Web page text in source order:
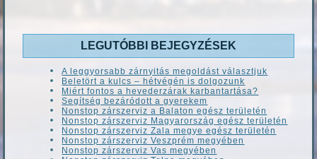
LEGUTÓBBI BEJEGYZÉSEK
A leggyorsabb zárnyitás megoldást választjuk
Beletört a kulcs – hétvégén is dolgozunk
Miért fontos a hevederzárak karbantartása?
Segítség bezáródott a gyerekem
Nonstop zárszerviz a Balaton egész területén
Nonstop zárszerviz Magyarország egész területén
Nonstop zárszerviz Zala megye egész területén
Nonstop zárszerviz Veszprém megyében
Nonstop zárszerviz Vas megyében